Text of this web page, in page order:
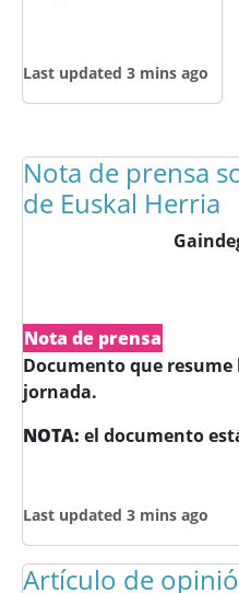
Last updated 3 mins ago
Nota de prensa
de Euskal Herria
Nota de prensa
Documento que
jornada.
NOTA: el documento
Last updated 3 mins ago
Artículo de